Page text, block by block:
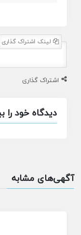
لینک اشتراک گذاری
اشتراک گذاری
دیدگاه خود را
آگهی‌های مشابه